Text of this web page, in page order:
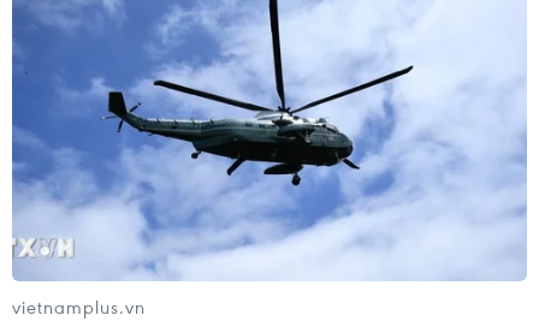
TIN LIÊN QUAN
vietnamplus.vn